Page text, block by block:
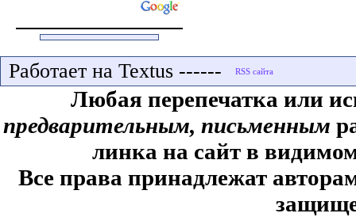
Работает на Textus ------
Любая перепечатка или
предварительным, письменным
линка на сайт в
Все права принадлежат